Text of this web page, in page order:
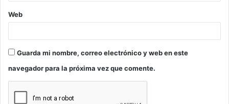
Web
Guarda mi nombre, correo electrónico y web en este
navegador para la próxima vez que comente.